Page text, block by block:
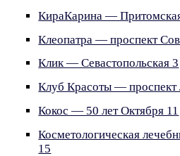
КираКарина —
Клеопатра — проспект
Клик — Севастопольская 3
Клуб Красоты — проспект
Кокос — 50 лет Октября 11
Косметологическая
15